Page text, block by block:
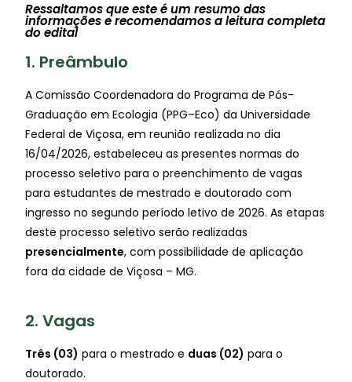
Ressaltamos que este é um resumo das
informações e recomendamos a leitura completa
do edital
1. Preâmbulo
A Comissão Coordenadora do Programa de Pós-
Graduação em Ecologia (PPG–Eco) da Universidade
Federal de Viçosa, em reunião realizada no dia
16/04/2026, estabeleceu as presentes normas do
processo seletivo para o preenchimento de vagas
para estudantes de mestrado e doutorado com
ingresso no segundo período letivo de 2026. As etapas
deste processo seletivo serão realizadas
presencialmente, com possibilidade de aplicação
fora da cidade de Viçosa – MG.
2. Vagas
Três (03) para o mestrado e duas (02) para o
doutorado.